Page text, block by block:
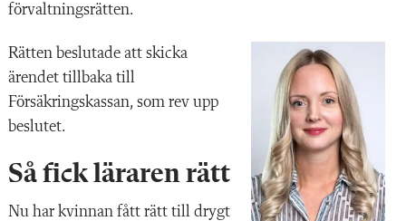
förvaltningsrätten.
Rätten beslutade att skicka
ärendet tillbaka till
Försäkringskassan, som rev upp
beslutet.
Så fick läraren rätt
Nu har kvinnan fått rätt till drygt